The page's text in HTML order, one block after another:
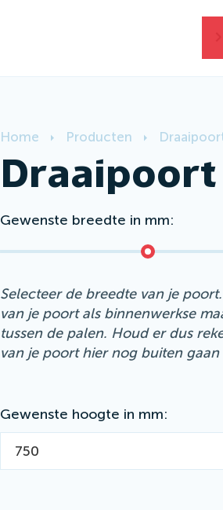
Home Producten
Gewenste breedte in mm
Selecteer de breedte van je
van je poort als binnenwerkse
tussen de palen. Houd er dus
van je poort hier nog buiten gaan
Gewenste hoogte in mm